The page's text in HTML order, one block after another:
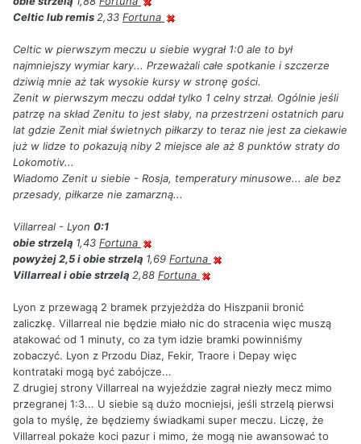
Celtic lub remis2,33 Fortuna
Celtic w pierwszym meczu u siebie wygrał 1:0 ale to był
najmniejszy wymiar kary... Przeważali całe spotkanie i szczerze
dziwią mnie aż tak wysokie kursy w stronę gości.
Zenit w pierwszym meczu oddał tylko 1 celny strzał. Ogólnie jeśli
patrzę na skład Zenitu to jest słaby, na przestrzeni ostatnich paru
lat gdzie Zenit miał świetnych piłkarzy to teraz nie jest za ciekawie
już w lidze to pokazują niby 2 miejsce ale aż 8 punktów straty do
Lokomotiv...
Wiadomo Zenit u siebie - Rosja, temperatury minusowe... ale bez
przesady, piłkarze nie zamarzną...
Villarreal - Lyon 0:1
obie strzelą 1,43 Fortuna
powyżej 2,5 i obie strzelą 1,69 Fortuna
Villarreal i obie strzelą 2,88 Fortuna
Lyon z przewagą 2 bramek przyjeżdża do Hiszpanii bronić
zaliczkę. Villarreal nie będzie miało nic do stracenia więc muszą
atakować od 1 minuty, co za tym idzie bramki powinniśmy
zobaczyć. Lyon z Przodu Diaz, Fekir, Traore i Depay więc
kontrataki mogą być zabójcze...
Z drugiej strony Villarreal na wyjeździe zagrał niezły mecz mimo
przegranej 1:3... U siebie są dużo mocniejsi, jeśli strzelą pierwsi
gola to myślę, że będziemy świadkami super meczu. Liczę, że
Villarreal pokaże koci pazur i mimo, że mogą nie awansować to